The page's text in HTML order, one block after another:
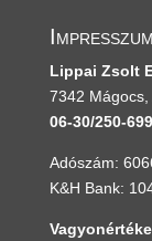
Impresszum
Lippai Zsolt
7342
06-30/250-
Adószám:
K&H Bank: